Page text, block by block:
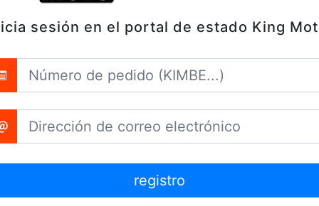
sesión en el portal de estado King
registro